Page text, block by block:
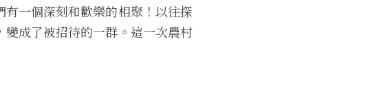
有一個深刻和歡樂的相聚 ！ 以往探
成了被招待的一群。 這一次農村